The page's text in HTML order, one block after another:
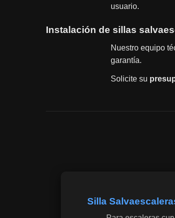
usuario.
Instalación de sillas
Nuestro equipo
garantía.
Solicite su
Silla